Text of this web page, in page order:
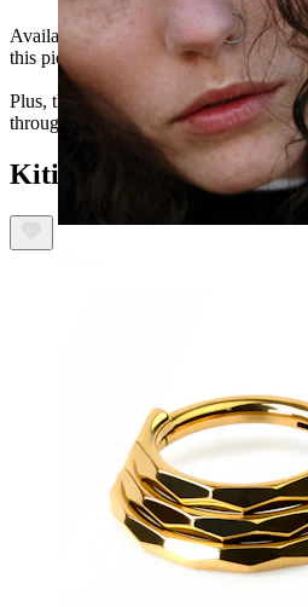
Available in a choice of lengths and
this piece is great for cartilage and lip
Plus, the internal threading means
through your piercing—just screw on
Kiti taip pat įsigijo